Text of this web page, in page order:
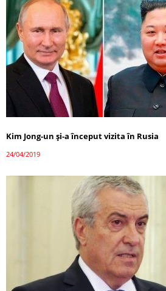
Kim Jong-un şi-a început vizita în Rusia
24/04/2019